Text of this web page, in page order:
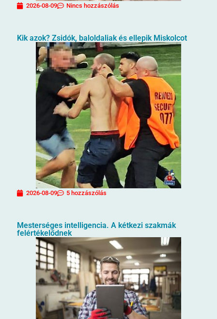
2026-08-09 Nincs hozzászólás
Kik azok? Zsidók, baloldaliak és ellepik Miskolcot
2026-08-09 5 hozzászólás
Mesterséges intelligencia. A kétkezi szakmák
felértékelődnek